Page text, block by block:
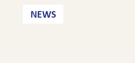
NEWS